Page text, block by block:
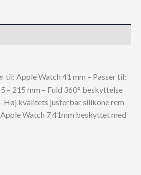
til: Apple Watch 41 mm – Passer til:
– 215 mm – Fuld 360° beskyttelse
Høj kvalitets justerbar silikone rem
Watch 7 41mm beskyttet med